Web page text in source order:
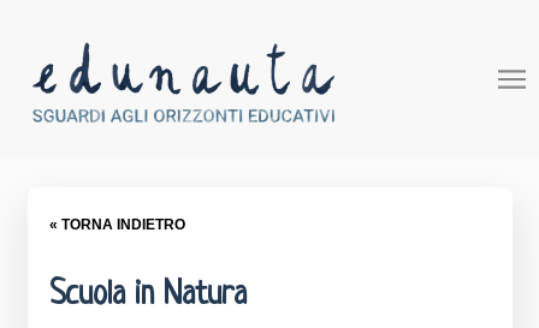
« TORNA INDIETRO
Scuola in Natura